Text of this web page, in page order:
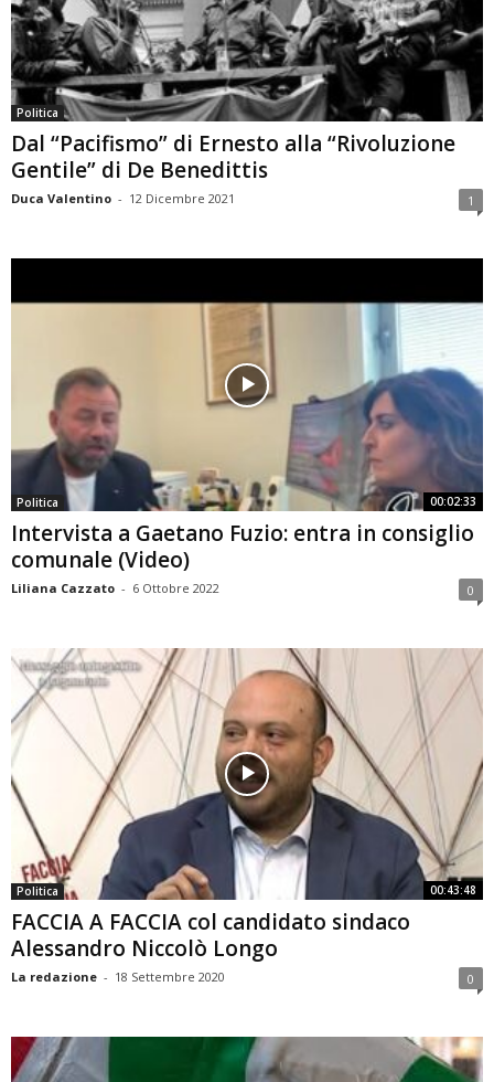
Politica
Dal “Pacifismo” di Ernesto alla “Rivoluzione
Gentile” di De Benedittis
Duca Valentino - 12 Dicembre 2021 1
00:02:33
Politica
Intervista a Gaetano Fuzio: entra in consiglio
comunale (Video)
Liliana Cazzato - 6 Ottobre 2022 0
00:43:48
Politica
FACCIA A FACCIA col candidato sindaco
Alessandro Niccolò Longo
La redazione - 18 Settembre 2020 0